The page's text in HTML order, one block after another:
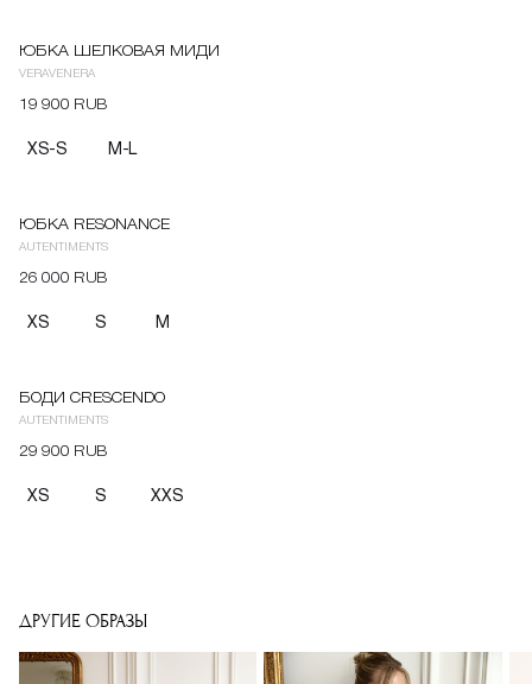
ЮБКА ШЕЛКОВАЯ МИДИ
VERAVENERA
19 900 RUB
XS-S M-L
ЮБКА RESONANCE
AUTENTIMENTS
26 000 RUB
XS S M
БОДИ CRESCENDO
AUTENTIMENTS
29 900 RUB
XS S XXS
ДРУГИЕ ОБРАЗЫ